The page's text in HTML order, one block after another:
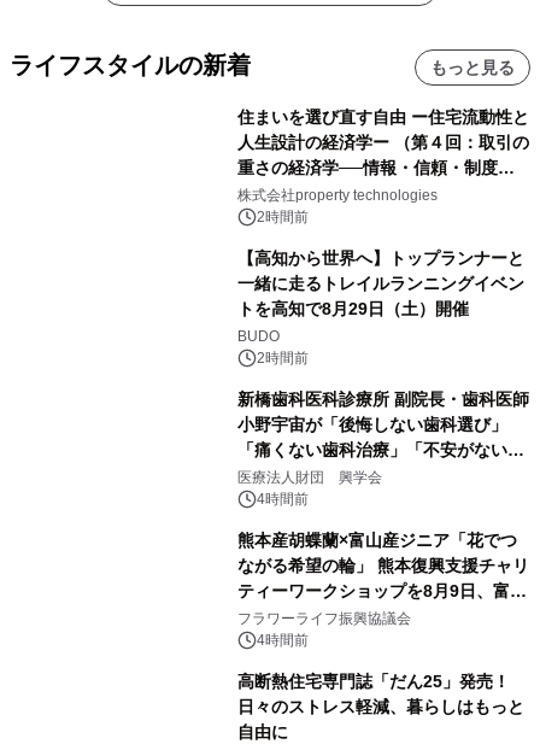
ライフスタイルの新着 もっと見る
住まいを選び直す自由 ー住宅流動性と
人生設計の経済学ー （第４回：取引の
重さの経済学──情報・信頼・制度を
PropTechはどう組み替えるか）｜
PropTech-Lab
株式会社property technologies
2時間前
【高知から世界へ】トップランナーと
一緒に走るトレイルランニングイベン
トを高知で8月29日（土）開催
BUDO
2時間前
新橋歯科医科診療所 副院長・歯科医師
小野宇宙が「後悔しない歯科選び」
「痛くない歯科治療」「不安がない治
療計画」をテーマに専門監修
医療法人財団 興学会
4時間前
熊本産胡蝶蘭×富山産ジニア「花でつ
ながる希望の輪」 熊本復興支援チャリ
ティーワークショップを8月9日、富
山・射水で開催
フラワーライフ振興協議会
4時間前
高断熱住宅専門誌「だん25」発売！
日々のストレス軽減、暮らしはもっと
自由に